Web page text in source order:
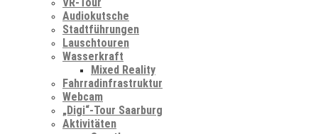
Audiokutsche
Stadtführungen
Lauschtouren
Wasserkraft
Mixed Reality
Fahrradinfrastruktur
Webcam
„Digi“-Tour Saarburg
Aktivitäten